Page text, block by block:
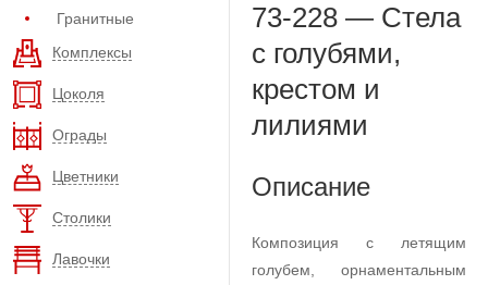
Гранитные
Комплексы
Цоколя
Ограды
Цветники
Столики
Лавочки
73-228 — Стела
с голубями,
крестом и
лилиями
Описание
Композиция с летящим
голубем, орнаментальным